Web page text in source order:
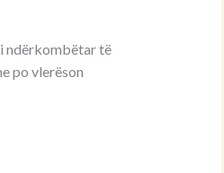
ndërkombëtar të
po vlerëson